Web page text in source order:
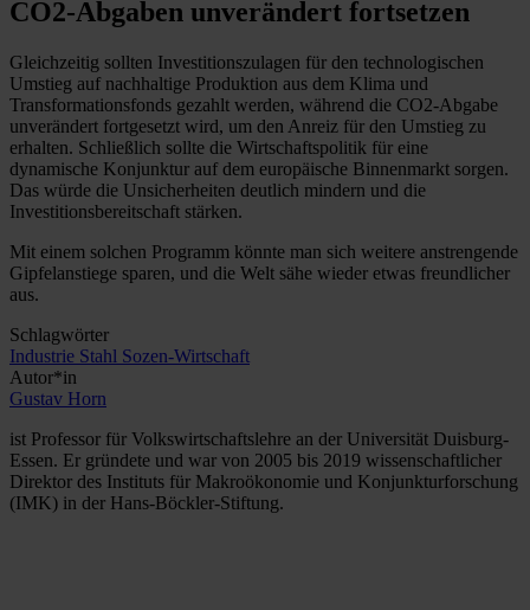
CO2-Abgaben unverändert fortsetzen
Gleichzeitig sollten Investitionszulagen für den technologischen
Umstieg auf nachhaltige Produktion aus dem Klima und
Transformationsfonds gezahlt werden, während die CO2-Abgabe
unverändert fortgesetzt wird, um den Anreiz für den Umstieg zu
erhalten. Schließlich sollte die Wirtschaftspolitik für eine
dynamische Konjunktur auf dem europäische Binnenmarkt sorgen.
Das würde die Unsicherheiten deutlich mindern und die
Investitionsbereitschaft stärken.
Mit einem solchen Programm könnte man sich weitere anstrengende
Gipfelanstiege sparen, und die Welt sähe wieder etwas freundlicher
aus.
Schlagwörter
Industrie Stahl Sozen-Wirtschaft
Autor*in
Gustav Horn
ist Professor für Volkswirtschaftslehre an der Universität Duisburg-
Essen. Er gründete und war von 2005 bis 2019 wissenschaftlicher
Direktor des Instituts für Makroökonomie und Konjunkturforschung
(IMK) in der Hans-Böckler-Stiftung.